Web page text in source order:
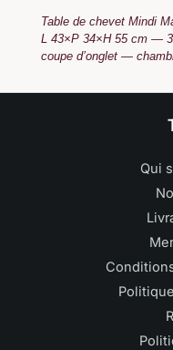
Table de chevet Mindi
L 43×P 34×H 55 cm —
coupe d’onglet —
Qui